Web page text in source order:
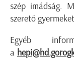
szép imádság.
szerető
Egyéb
a